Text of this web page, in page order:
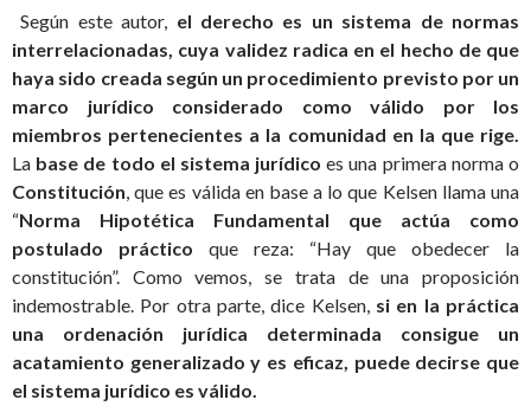
Según este autor, el derecho es un sistema de normas
interrelacionadas, cuya validez radica en el hecho de que
haya sido creada según un procedimiento previsto por un
marco jurídico considerado como válido por los
miembros pertenecientes a la comunidad en la que rige.
La base de todo el sistema jurídico es una primera norma o
Constitución , que es válida en base a lo que Kelsen llama una
“Norma Hipotética Fundamental que actúa como
postulado práctico que reza: “Hay que obedecer la
constitución”. Como vemos, se trata de una proposición
indemostrable. Por otra parte, dice Kelsen, si en la práctica
una ordenación jurídica determinada consigue un
acatamiento generalizado y es eficaz, puede decirse que
el sistema jurídico es válido.